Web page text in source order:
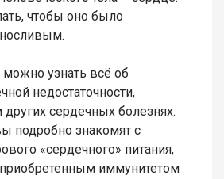
чтобы оно было
можно узнать всё об
недостаточности,
других сердечных болезнях.
подробно знакомят с
«сердечного» питания,
иммунитетом